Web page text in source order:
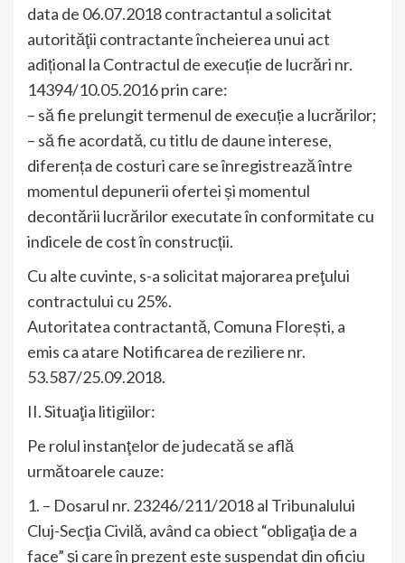
data de 06.07.2018 contractantul a solicitat
autorităţii contractante încheierea unui act
adițional la Contractul de execuție de lucrări nr.
14394/10.05.2016 prin care:
– să fie prelungit termenul de execuție a lucrărilor;
– să fie acordată, cu titlu de daune interese,
diferența de costuri care se înregistrează între
momentul depunerii ofertei și momentul
decontării lucrărilor executate în conformitate cu
indicele de cost în construcții.
Cu alte cuvinte, s-a solicitat majorarea preţului
contractului cu 25%.
Autoritatea contractantă, Comuna Florești, a
emis ca atare Notificarea de reziliere nr.
53.587/25.09.2018.
II. Situaţia litigiilor:
Pe rolul instanţelor de judecată se află
următoarele cauze:
1. – Dosarul nr. 23246/211/2018 al Tribunalului
Cluj-Secţia Civilă, având ca obiect “obligaţia de a
face” şi care în prezent este suspendat din oficiu